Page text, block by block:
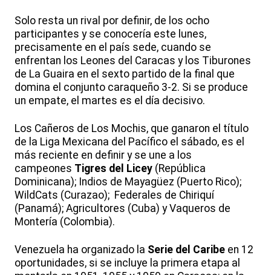
Solo resta un rival por definir, de los ocho
participantes y se conocería este lunes,
precisamente en el país sede, cuando se
enfrentan los Leones del Caracas y los Tiburones
de La Guaira en el sexto partido de la final que
domina el conjunto caraqueño 3-2. Si se produce
un empate, el martes es el día decisivo.
Los Cañeros de Los Mochis, que ganaron el título
de la Liga Mexicana del Pacífico el sábado, es el
más reciente en definir y se une a los
campeones Tigres del Licey (República
Dominicana); Indios de Mayagüez (Puerto Rico);
WildCats (Curazao); Federales de Chiriquí
(Panamá); Agricultores (Cuba) y Vaqueros de
Montería (Colombia).
Venezuela ha organizado la Serie del Caribe en 12
oportunidades, si se incluye la primera etapa al